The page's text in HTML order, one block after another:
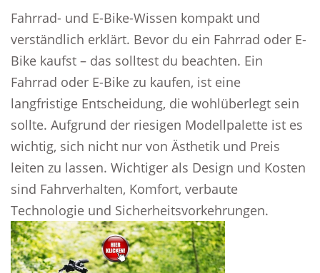
Fahrrad- und E-Bike-Wissen kompakt und
verständlich erklärt. Bevor du ein Fahrrad oder E-
Bike kaufst – das solltest du beachten. Ein
Fahrrad oder E-Bike zu kaufen, ist eine
langfristige Entscheidung, die wohlüberlegt sein
sollte. Aufgrund der riesigen Modellpalette ist es
wichtig, sich nicht nur von Ästhetik und Preis
leiten zu lassen. Wichtiger als Design und Kosten
sind Fahrverhalten, Komfort, verbaute
Technologie und Sicherheitsvorkehrungen.